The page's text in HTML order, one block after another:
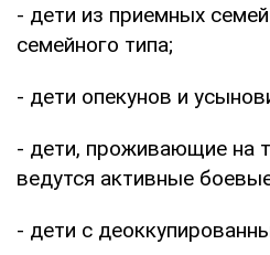
- дети из приемных
семейного типа;
- дети опекунов и
- дети, проживающие на
ведутся активные
- дети с